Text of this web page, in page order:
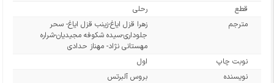
قطع
رحلی
مترجم
زهرا قزل ایاغ-زینب قزل ایاغ- سحر
جلوداری-سیده شکوفه مجیدیان-شراره
مهستانی نژاد- مهناز حدادی
نوبت چاپ
اول
نویسنده
بروس آلبرتس